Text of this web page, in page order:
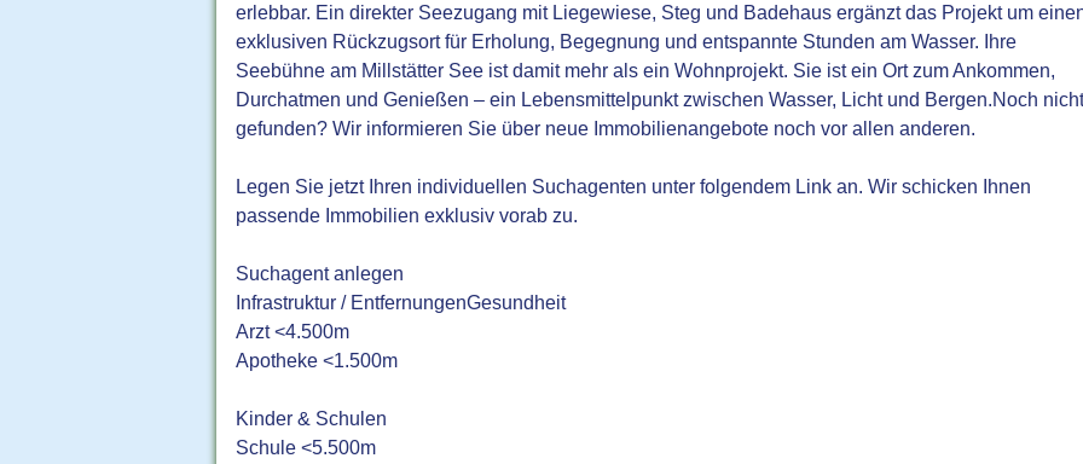
erlebbar. Ein direkter Seezugang mit Liegewiese, Steg und Badehaus ergänzt das Projekt um
exklusiven Rückzugsort für Erholung, Begegnung und entspannte Stunden am Wasser. Ihre
Seebühne am Millstätter See ist damit mehr als ein Wohnprojekt. Sie ist ein Ort zum Ankommen,
Durchatmen und Genießen – ein Lebensmittelpunkt zwischen Wasser, Licht und Bergen.Noch
gefunden? Wir informieren Sie über neue Immobilienangebote noch vor allen anderen.
Legen Sie jetzt Ihren individuellen Suchagenten unter folgendem Link an. Wir schicken Ihnen
passende Immobilien exklusiv vorab zu.
Suchagent anlegen
Infrastruktur / EntfernungenGesundheit
Arzt <4.500m
Apotheke <1.500m
Kinder & Schulen
Schule <5.500m